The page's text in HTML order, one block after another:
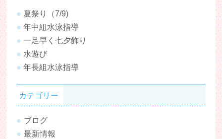
夏祭り（7/9)
年中組水泳指導
一足早く七夕飾り
水遊び
年長組水泳指導
カテゴリー
ブログ
最新情報